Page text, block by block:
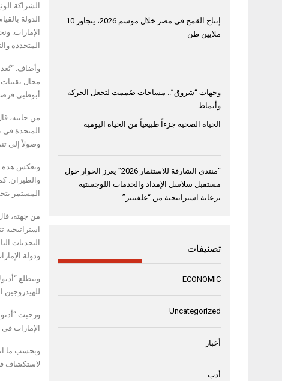
الشراكة
الدولة
الإمارات.
المتجددة
وأضاف: “تُعد
مجال
أبوظبي
من جانبه،
المتحدة
وصولاً إلى
وتعكس هذه
والطيران.
المستمر
من جهته،
التحديات
ودولة
وتتطلع
للهيدروجين
ورحبت
الإمارات
وبحسب ما
لاستكشاف
إنتاج القمح في مصر خلال موسم 2026، يتجاوز 10
ملايين طن
وجهات “شروق”.. مساحات صُممت لتجعل الحركة
وأنماط
الحياة الصحية جزءاً طبيعياً من الحياة اليومية
“منتدى الشارقة للاستثمار 2026” يعزز الحوار حول
مستقبل سلاسل الإمداد والخدمات اللوجستية
برعاية استراتيجية من “غلفتينر”
تصنيفات
ECONOMIC
Uncategorized
أخبار
أدب